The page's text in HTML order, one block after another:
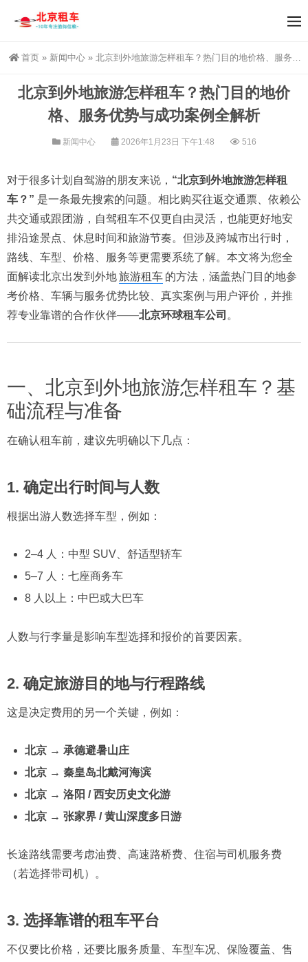
首页 » 新闻中心 » 北京到外地旅游怎样租车？热门目的地价格、服务优势与成功案例全解析
北京到外地旅游怎样租车？热门目的地价
格、服务优势与成功案例全解析
新闻中心 2026年1月23日 下午1:48 516
对于很多计划自驾游的朋友来说， “北京到外地旅游怎样租
车？” 是一条最先搜索的问题。相比购买往返交通票、依赖公
共交通或跟团游，自驾租车不仅更自由灵活，也能更好地安
排沿途景点、休息时间和旅游节奏。但涉及跨城市出行时，
路线、车型、价格、服务等更需要系统了解。本文将为您全
面解读北京出发到外地旅游租车 的方法，涵盖热门目的地参
考价格、车辆与服务优势比较、真实案例与用户评价，并推
荐专业靠谱的合作伙伴——北京环球租车公司 。
一、北京到外地旅游怎样租车？基
础流程与准备
在确认租车前，建议先明确以下几点：
1.确定出行时间与人数
根据出游人数选择车型，例如：
2–4 人：中型 SUV、舒适型轿车
5–7 人：七座商务车
8 人以上：中巴或大巴车
人数与行李量是影响车型选择和报价的首要因素。
2.确定旅游目的地与行程路线
这是决定费用的另一个关键，例如：
北京 → 承德避暑山庄
北京 → 秦皇岛北戴河海滨
北京 → 洛阳 / 西安历史文化游
北京 → 张家界 / 黄山深度多日游
长途路线需要考虑油费、高速路桥费、住宿与司机服务费
（若选择带司机）。
3. 选择靠谱的租车平台
不仅要比价格，还要比服务质量、车型车况、保险覆盖、售